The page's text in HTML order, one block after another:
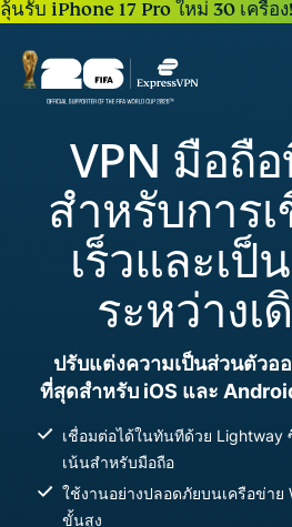
ลุ้นรับ iPhone 17 Pro ใหม่ 30 เครื่อง!
VPN มือถื
สำหรับการ
เร็วและเป็
ระหว่างเ
ปรับแต่งความเป็นส่วนตัวอ
ที่สุดสำหรับ iOS และ
เชื่อมต่อได้ในทันทีด้วย Lightway
เน้นสำหรับมือถือ
ใช้งานอย่างปลอดภัยบนเครือข่าย
ขั้นสูง